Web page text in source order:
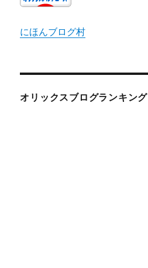
にほんブログ村
オリックスブログランキング